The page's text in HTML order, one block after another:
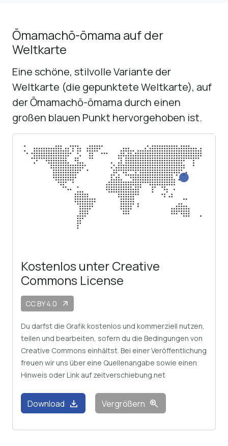
Ōmamachō-ōmama auf der
Weltkarte
Eine schöne, stilvolle Variante der
Weltkarte (die gepunktete Weltkarte), auf
der Ōmamachō-ōmama durch einen
großen blauen Punkt hervorgehoben ist.
Kostenlos unter Creative
Commons License
CC BY 4.0 arrow_outward
Du darfst die Grafik kostenlos und kommerziell nutzen,
teilen und bearbeiten, sofern du die Bedingungen von
Creative Commons einhältst. Bei einer Veröffentlichung
freuen wir uns über eine Quellenangabe sowie einen
Hinweis oder Link auf zeitverschiebung.net
Download download Vergrößern zoom_in